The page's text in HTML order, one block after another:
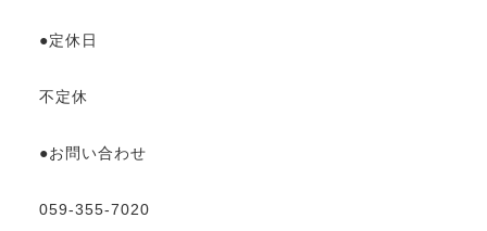
●定休日
不定休
●お問い合わせ
059-355-7020